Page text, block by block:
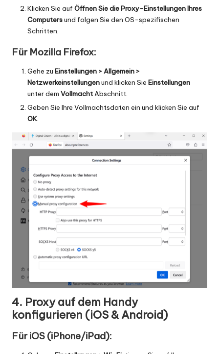
Klicken Sie auf Öffnen Sie die Proxy-Einstellungen Ihres
Computersund folgen Sie den OS-spezifischen
Schritten.
Für Mozilla Firefox:
Gehe zu Einstellungen > Allgemein >
Netzwerkeinstellungenund klicken Sie Einstellungen
unter dem Vollmacht Abschnitt.
Geben Sie Ihre Vollmachtsdaten ein und klicken Sie auf
OK.
4. Proxy auf dem Handy
konfigurieren (iOS & Android)
Für iOS (iPhone/iPad):